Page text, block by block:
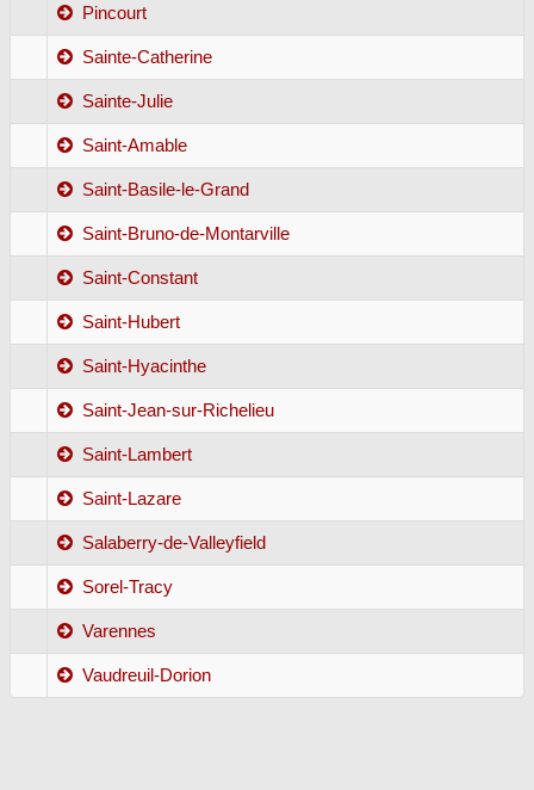
Pincourt
Sainte-Catherine
Sainte-Julie
Saint-Amable
Saint-Basile-le-Grand
Saint-Bruno-de-Montarville
Saint-Constant
Saint-Hubert
Saint-Hyacinthe
Saint-Jean-sur-Richelieu
Saint-Lambert
Saint-Lazare
Salaberry-de-Valleyfield
Sorel-Tracy
Varennes
Vaudreuil-Dorion